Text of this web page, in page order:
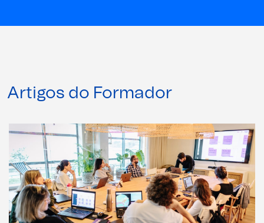
Artigos do Formador